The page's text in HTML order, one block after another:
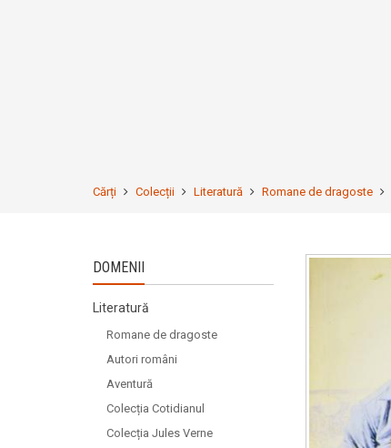
Cărți Colecții Literatură Romane de dragoste
DOMENII
Literatură
Romane de dragoste
Autori români
Aventură
Colecția Cotidianul
Colecția Jules Verne